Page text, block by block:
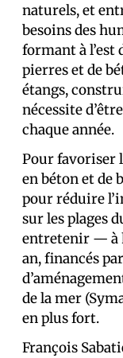
naturels, et
besoins des
formant à l’est
pierres et de
étangs,
nécessite
chaque année.
Pour favoriser
en béton et de
pour réduire
sur les plages
entretenir — à
an, financés
de la mer
en plus fort.
François